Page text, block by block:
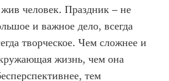
человек. Праздник – не
и важное дело, всегда
творческое. Чем сложнее и
жизнь, чем она
тем